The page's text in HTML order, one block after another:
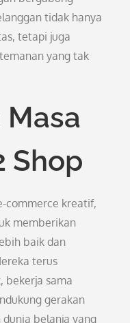
tidak hanya
tetapi juga
yang tak
Masa
Shop
commerce kreatif,
memberikan
baik dan
terus
bekerja sama
gerakan
belanja yang